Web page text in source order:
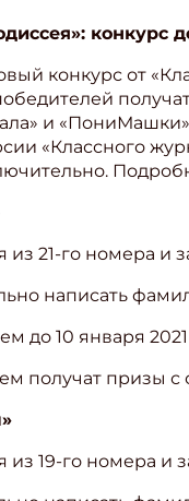
конкурс
конкурс от
и
«Классного
21-го номера и
написать
до 10 января
получат призы
19-го номера и